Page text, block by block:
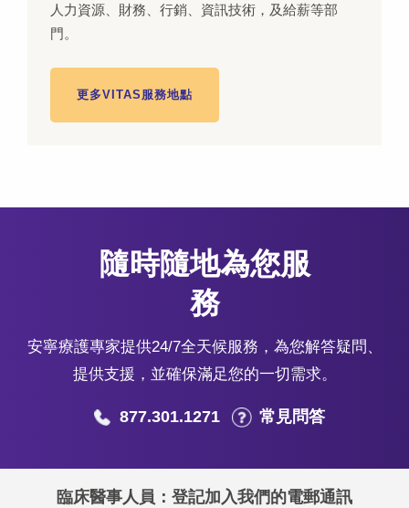
人力資源、財務、行銷、資訊技術，及給薪等部
門。
更多VITAS服務地點
隨時隨地為您服
務
安寧療護專家提供24/7全天候服務，為您解答疑問、
提供支援，並確保滿足您的一切需求。
877.301.1271 常見問答
臨床醫事人員：登記加入我們的電郵通訊